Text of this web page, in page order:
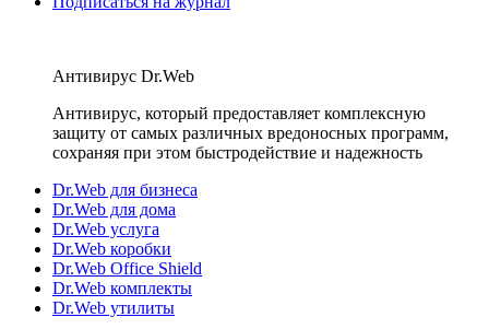
Антивирус Dr.Web
Антивирус, который предоставляет комплексную
защиту от самых различных вредоносных программ,
сохраняя при этом быстродействие и надежность
Dr.Web для бизнеса
Dr.Web для дома
Dr.Web услуга
Dr.Web коробки
Dr.Web Office Shield
Dr.Web комплекты
Dr.Web утилиты